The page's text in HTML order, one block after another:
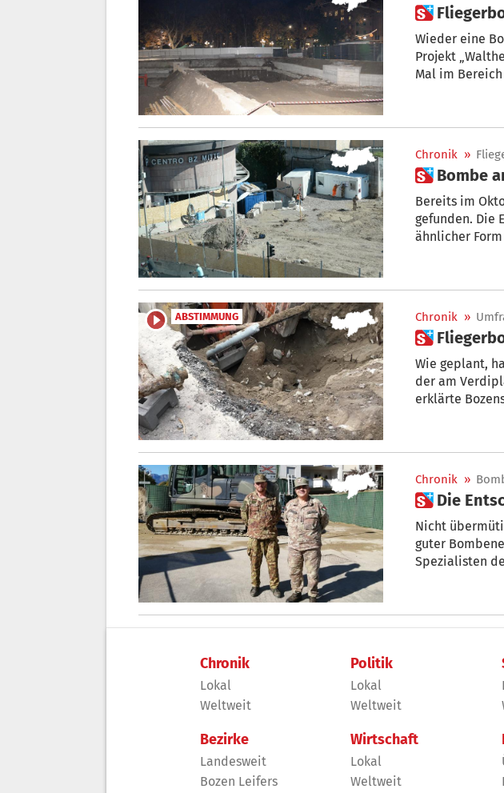

Wieder eine
Projekt
Mal im
Chronik »

Bereits im
gefunden. Die
ähnlicher
ABSTIMMUNG Chronik »

Wie geplant, haben
der am
Chronik »
 Die
Nicht
guter
Spezialisten
Chronik
Lokal
Weltweit
Bezirke
Landesweit
Bozen Leifers
Politik
Lokal
Weltweit
Wirtschaft
Lokal
Weltweit